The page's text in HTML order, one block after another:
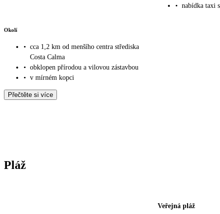
• nabídka taxi
Okolí
• cca 1,2 km od menšího centra střediska
Costa Calma
• obklopen přírodou a vilovou zástavbou
• v mírném kopci
Přečtěte si více
Pláž
Veřejná pláž